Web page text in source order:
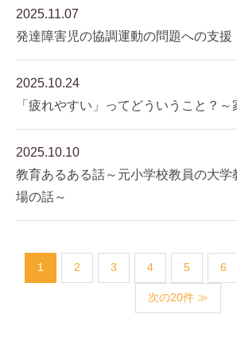
2025.11.07
発達障害児の協調運動の問題への支援
2025.10.24
「疲れやすい」ってどういうこと？～
2025.10.10
教育あるある話～元小学校教員の大学
場の話～
1 2 3 4 5 6
次の20件 ≫